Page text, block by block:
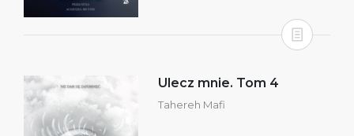
Ulecz mnie. Tom 4
Tahereh Mafi